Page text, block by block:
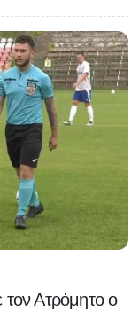
Ατρόμητο ο